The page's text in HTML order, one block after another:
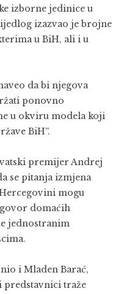
izborne jedinice u
izazvao je brojne
u BiH, ali i u
da bi njegova
ponovno
u okviru modela koji
BiH“.
premijer Andrej
se pitanja izmjena
mogu
domaćih
jednostranim
i Mladen Barać,
traže